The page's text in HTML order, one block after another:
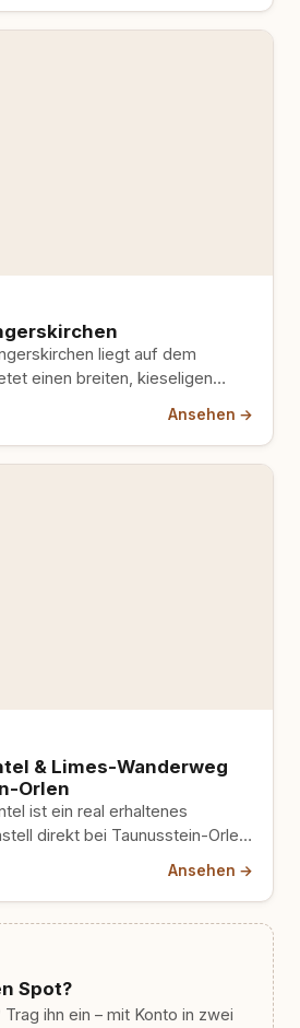
liegt auf dem
einen breiten, kieseligen
Ansehen →
& Limes-Wanderweg
Orlen
ist ein real erhaltenes
direkt bei Taunusstein-Orlen,
Ansehen →
Spot?
ihn ein – mit Konto in zwei